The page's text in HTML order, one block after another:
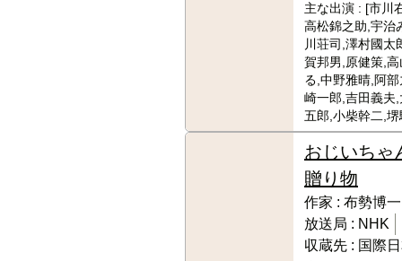
主な出演 : [市川
高松錦之助,宇治
川荘司,澤村國太
賀邦男,原健策,
る,中野雅晴,阿
崎一郎,吉田義夫
五郎,小柴幹二,堺
おじいちゃ
贈り物
作家 : 布勢博一
放送局 : NHK
収蔵先 : 国際